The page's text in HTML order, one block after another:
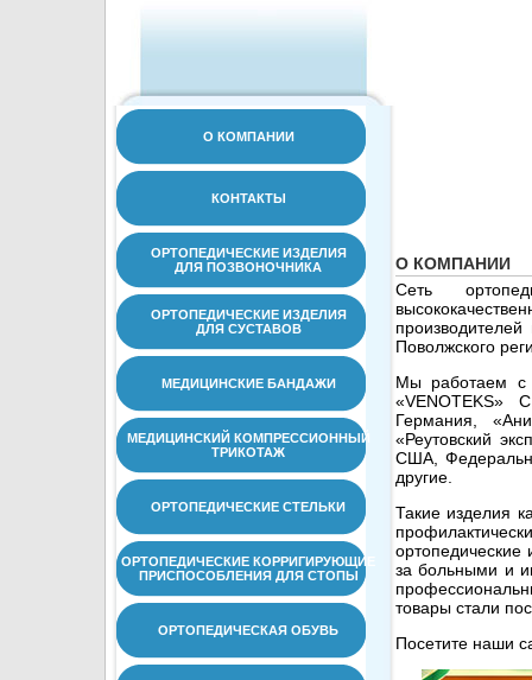
О КОМПАНИИ
КОНТАКТЫ
ОРТОПЕДИЧЕСКИЕ ИЗДЕЛИЯ
ДЛЯ ПОЗВОНОЧНИКА
ОРТОПЕДИЧЕСКИЕ ИЗДЕЛИЯ
ДЛЯ СУСТАВОВ
МЕДИЦИНСКИЕ БАНДАЖИ
МЕДИЦИНСКИЙ КОМПРЕССИОННЫЙ
ТРИКОТАЖ
ОРТОПЕДИЧЕСКИЕ СТЕЛЬКИ
ОРТОПЕДИЧЕСКИЕ КОРРИГИРУЮЩИЕ
ПРИСПОСОБЛЕНИЯ ДЛЯ СТОПЫ
ОРТОПЕДИЧЕСКАЯ ОБУВЬ
О КОМПАНИИ
Сеть
Поволжского
Мы работаем с
«VENOTEKS»
Германия,
«Реутовский
США,
другие.
Такие изделия
ортопедические
за больными и
товары стали
Посетите наши